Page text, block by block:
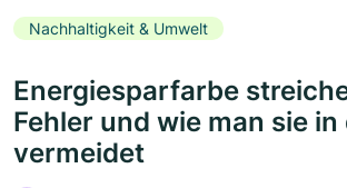
Nachhaltigkeit & Umwelt
Energiesparfarbe
Fehler und wie man sie
vermeidet